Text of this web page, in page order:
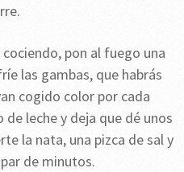
pon al fuego una
las gambas, que habrás
cogido color por cada
leche y deja que dé unos
la nata, una pizca de sal y
de minutos.